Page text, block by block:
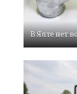
В Ялте нет